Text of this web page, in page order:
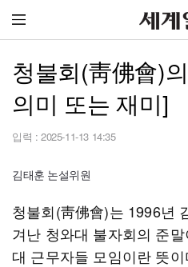
청불회(靑佛會)
의미 또는 재미]
입력 : 2025-11-13 14:35
김태훈 논설위원
청불회(靑佛會)는 1996년
겨난 청와대 불자회의 준
대 근무자들 모임이란 뜻